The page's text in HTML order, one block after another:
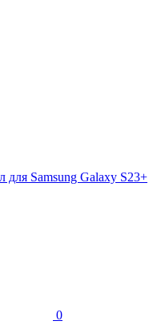
для Samsung Galaxy S23+
0